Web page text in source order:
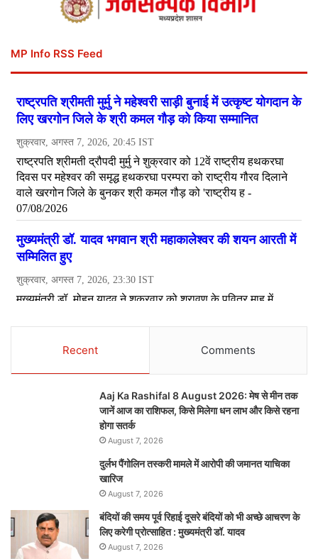
MP Info RSS Feed
Recent Comments
Aaj Ka Rashifal 8 August 2026: मेष से मीन तक
जानें आज का राशिफल, किसे मिलेगा धन लाभ और किसे रहना
होगा सतर्क
August 7, 2026
दुर्लभ पैंगोलिन तस्करी मामले में आरोपी की जमानत याचिका
खारिज
August 7, 2026
बंदियों की समय पूर्व रिहाई दूसरे बंदियों को भी अच्छे आचरण के
लिए करेगी प्रोत्साहित : मुख्यमंत्री डॉ. यादव
August 7, 2026